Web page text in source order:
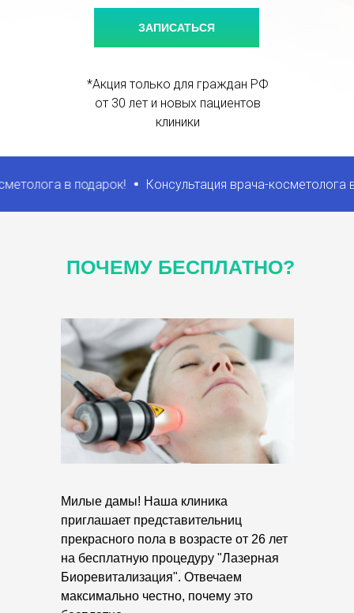
ЗАПИСАТЬСЯ
*Акция только для граждан РФ
от 30 лет и новых пациентов
клиники
в подарок! Консультация врача-косметолога в
ПОЧЕМУ БЕСПЛАТНО?
Милые дамы! Наша клиника
приглашает представительниц
прекрасного пола в возрасте от 26 лет
на бесплатную процедуру "Лазерная
Биоревитализация". Отвечаем
максимально честно, почему это